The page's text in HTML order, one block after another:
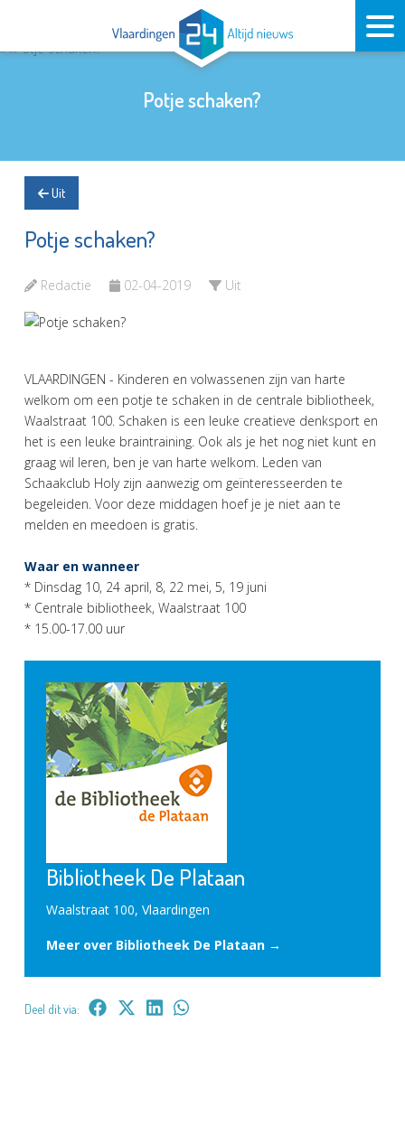
Potje schaken?
Uit
Potje schaken?
Redactie 02-04-2019 Uit
VLAARDINGEN - Kinderen en volwassenen zijn van harte
welkom om een potje te schaken in de centrale bibliotheek,
Waalstraat 100. Schaken is een leuke creatieve denksport en
het is een leuke braintraining. Ook als je het nog niet kunt en
graag wil leren, ben je van harte welkom. Leden van
Schaakclub Holy zijn aanwezig om geïnteresseerden te
begeleiden. Voor deze middagen hoef je je niet aan te
melden en meedoen is gratis.
Waar en wanneer
* Dinsdag 10, 24 april, 8, 22 mei, 5, 19 juni
* Centrale bibliotheek, Waalstraat 100
* 15.00-17.00 uur
Bibliotheek De Plataan
Waalstraat 100, Vlaardingen
Meer over Bibliotheek De Plataan →
Deel dit via: